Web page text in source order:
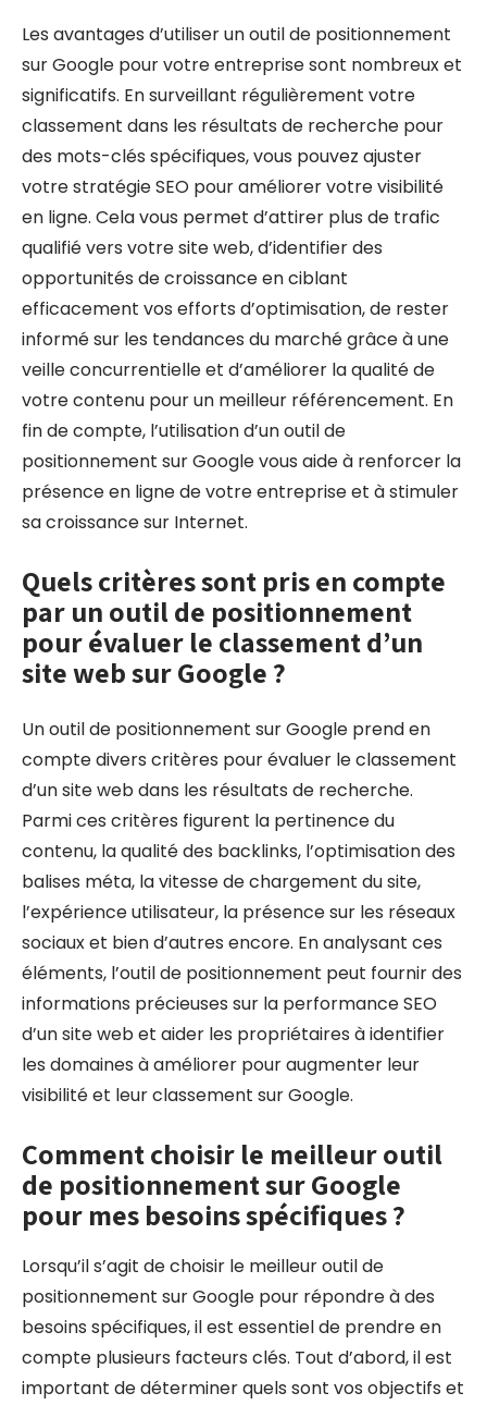
Les avantages d’utiliser un outil de positionnement
sur Google pour votre entreprise sont nombreux et
significatifs. En surveillant régulièrement votre
classement dans les résultats de recherche pour
des mots-clés spécifiques, vous pouvez ajuster
votre stratégie SEO pour améliorer votre visibilité
en ligne. Cela vous permet d’attirer plus de trafic
qualifié vers votre site web, d’identifier des
opportunités de croissance en ciblant
efficacement vos efforts d’optimisation, de rester
informé sur les tendances du marché grâce à une
veille concurrentielle et d’améliorer la qualité de
votre contenu pour un meilleur référencement. En
fin de compte, l’utilisation d’un outil de
positionnement sur Google vous aide à renforcer la
présence en ligne de votre entreprise et à stimuler
sa croissance sur Internet.
Quels critères sont pris en compte
par un outil de positionnement
pour évaluer le classement d’un
site web sur Google ?
Un outil de positionnement sur Google prend en
compte divers critères pour évaluer le classement
d’un site web dans les résultats de recherche.
Parmi ces critères figurent la pertinence du
contenu, la qualité des backlinks, l’optimisation des
balises méta, la vitesse de chargement du site,
l’expérience utilisateur, la présence sur les réseaux
sociaux et bien d’autres encore. En analysant ces
éléments, l’outil de positionnement peut fournir des
informations précieuses sur la performance SEO
d’un site web et aider les propriétaires à identifier
les domaines à améliorer pour augmenter leur
visibilité et leur classement sur Google.
Comment choisir le meilleur outil
de positionnement sur Google
pour mes besoins spécifiques ?
Lorsqu’il s’agit de choisir le meilleur outil de
positionnement sur Google pour répondre à des
besoins spécifiques, il est essentiel de prendre en
compte plusieurs facteurs clés. Tout d’abord, il est
important de déterminer quels sont vos objectifs et